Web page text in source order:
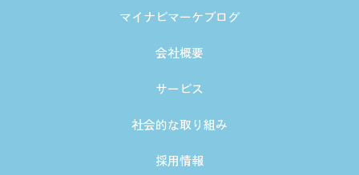
マイナビマーケブログ
会社概要
サービス
社会的な取り組み
採用情報